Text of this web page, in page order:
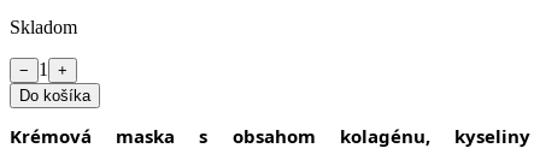
Skladom
− 1
+
Do košíka
Krémová maska s obsahom kolagénu, kyseliny